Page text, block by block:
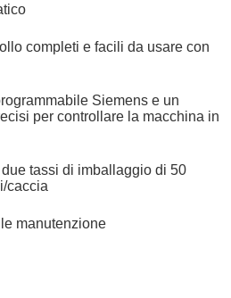
completi e facili da usare con
Siemens e un
per controllare la macchina in
tassi di imballaggio di 50
caccia
manutenzione